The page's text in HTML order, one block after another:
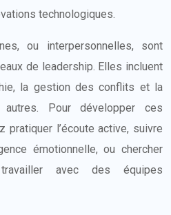
technologiques.
ou interpersonnelles, sont
de leadership. Elles incluent
la gestion des conflits et la
Pour développer ces
pratiquer l’écoute active, suivre
émotionnelle, ou chercher
avec des équipes